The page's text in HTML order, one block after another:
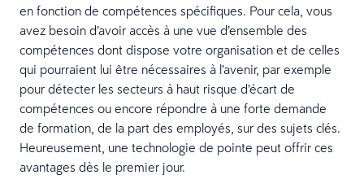
en fonction de compétences spécifiques. Pour cela, vous
avez besoin d’avoir accès à une vue d’ensemble des
compétences dont dispose votre organisation et de celles
qui pourraient lui être nécessaires à l’avenir, par exemple
pour détecter les secteurs à haut risque d’écart de
compétences ou encore répondre à une forte demande
de formation, de la part des employés, sur des sujets clés.
Heureusement, une technologie de pointe peut offrir ces
avantages dès le premier jour.